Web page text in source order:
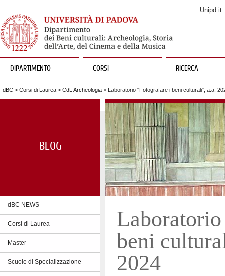
Unipd.it
DIPARTIMENTO CORSI RICERCA
dBC > Corsi di Laurea > CdL Archeologia > Laboratorio "Fotografare i beni culturali", a.a.
BLOG
dBC NEWS
Corsi di Laurea
Master
Scuole di Specializzazione
beni
2024